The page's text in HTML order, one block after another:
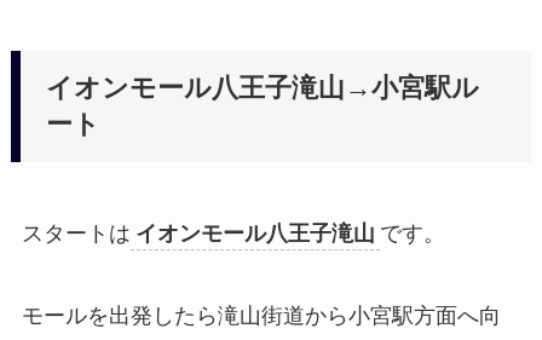
イオンモール八王子滝山→小宮駅ル
ート
スタートは イオンモール八王子滝山 です。
モールを出発したら滝山街道から小宮駅方面へ向